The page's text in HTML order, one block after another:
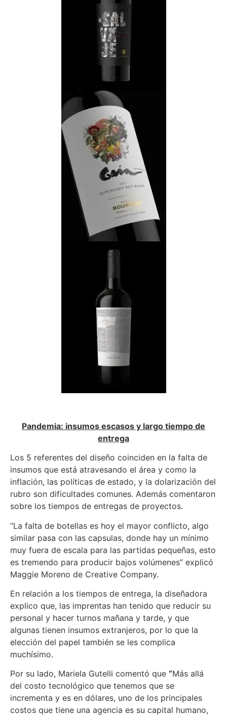
Pandemia: insumos escasos y largo tiempo de
entrega
Los 5 referentes del diseño coinciden en la falta de
insumos que está atravesando el área y como la
inflación, las políticas de estado, y la dolarización del
rubro son dificultades comunes. Además comentaron
sobre los tiempos de entregas de proyectos.
“La falta de botellas es hoy el mayor conflicto, algo
similar pasa con las capsulas, donde hay un mínimo
muy fuera de escala para las partidas pequeñas, esto
es tremendo para producir bajos volúmenes” explicó
Maggie Moreno de Creative Company.
En relación a los tiempos de entrega, la diseñadora
explico que, las imprentas han tenido que reducir su
personal y hacer turnos mañana y tarde, y que
algunas tienen insumos extranjeros, por lo que la
elección del papel también se les complica
muchísimo.
Por su lado, Mariela Gutelli comentó que “Más allá
del costo tecnológico que tenemos que se
incrementa y es en dólares, uno de los principales
costos que tiene una agencia es su capital humano,